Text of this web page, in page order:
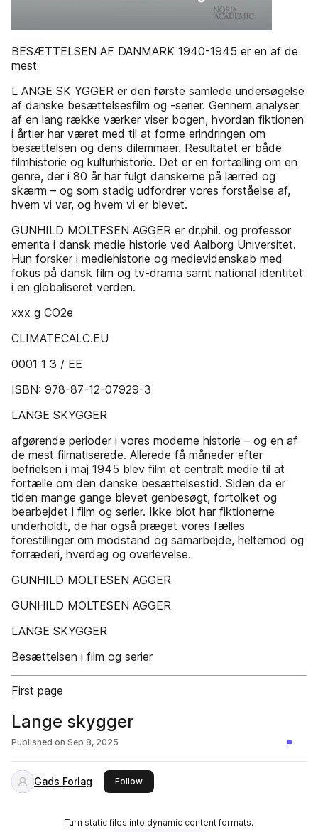
BESÆTTELSEN AF DANMARK 1940-1945 er en af de
mest
L ANGE SK YGGER er den første samlede undersøgelse
af danske besættelsesfilm og -serier. Gennem analyser
af en lang række værker viser bogen, hvordan fiktionen
i årtier har været med til at forme erindringen om
besættelsen og dens dilemmaer. Resultatet er både
filmhistorie og kulturhistorie. Det er en fortælling om en
genre, der i 80 år har fulgt danskerne på lærred og
skærm – og som stadig udfordrer vores forståelse af,
hvem vi var, og hvem vi er blevet.
GUNHILD MOLTESEN AGGER er dr.phil. og professor
emerita i dansk medie­ historie ved Aalborg Universitet.
Hun forsker i mediehistorie og medievidenskab med
fokus på dansk film og tv-drama samt national identitet
i en globa­l­iseret verden.
xxx g CO2e
CLIMATECALC.EU
0001 1 3 / EE
ISBN: 978-87-12-07929-3
LANGE SKYGGER
afgørende perioder i vores moderne historie – og en af
de mest filmatiserede. Allerede få måneder efter
befrielsen i maj 1945 blev film et centralt medie til at
fortælle om den danske besættelsestid. Siden da er
tiden mange gange blevet genbesøgt, fortolket og
bearbejdet i film og serier. Ikke blot har fiktionerne
underholdt, de har også præget vores fælles
forestillinger om modstand og samarbejde, heltemod og
forræderi, hverdag og overlevelse.
GUNHILD MOLTESEN AGGER
GUNHILD MOLTESEN AGGER
LANGE SKYGGER
Besættelsen i film og serier
First page
Lange skygger
Published on Sep 8, 2025
Gads Forlag Followthis publisher
Turn static files into dynamic content formats.